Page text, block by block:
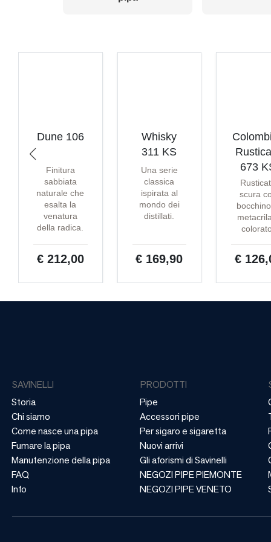
Dune 106
Finitura
sabbiata
naturale che
esalta la
venatura
della radica.
€ 212,00
Whisky
311 KS
Una serie
classica
ispirata al
mondo dei
distillati.
€ 169,90
673
scura
€
SAVINELLI
Storia
Chi siamo
Come nasce una pipa
Fumare la pipa
Manutenzione della pipa
FAQ
Info
PRODOTTI
Pipe
Accessori pipe
Per sigaro e sigaretta
Nuovi arrivi
Gli aforismi di Savinelli
NEGOZI PIPE PIEMONTE
NEGOZI PIPE VENETO